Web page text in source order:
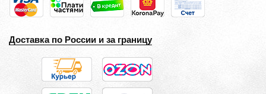
Доставка по России и за границу